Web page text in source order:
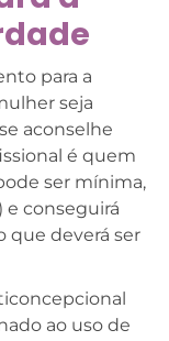
para a
seja
aconselhe
é quem
ser mínima,
e conseguirá
que deverá ser
ao uso de